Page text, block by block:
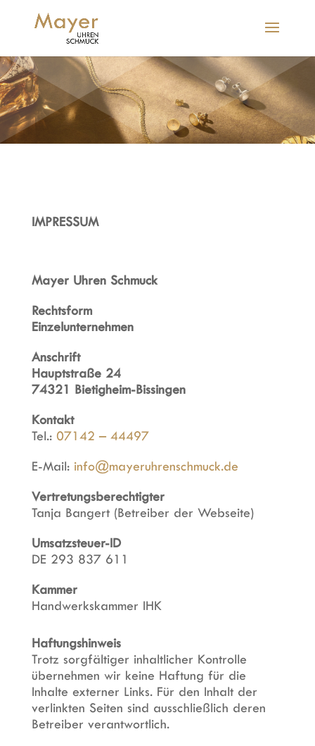
IMPRESSUM
Mayer Uhren Schmuck
Rechtsform
Einzelunternehmen
Anschrift
Hauptstraße 24
74321 Bietigheim-Bissingen
Kontakt
Tel.: 07142 – 44497
E-Mail: info@mayeruhrenschmuck.de
Vertretungsberechtigter
Tanja Bangert (Betreiber der Webseite)
Umsatzsteuer-ID
DE 293 837 611
Kammer
Handwerkskammer IHK
Haftungshinweis
Trotz sorgfältiger inhaltlicher Kontrolle
übernehmen wir keine Haftung für die
Inhalte externer Links. Für den Inhalt der
verlinkten Seiten sind ausschließlich deren
Betreiber verantwortlich.